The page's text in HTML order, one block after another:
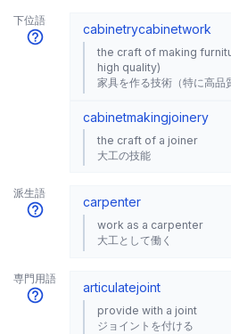
下位語
cabinetrycabinetwork
the craft of making
high quality)
家具を作る技術（特に高品
cabinetmakingjoinery
the craft of a joiner
大工の技能
派生語
carpenter
work as a carpenter
大工として働く
専門用語
articulatejoint
provide with a joint
ジョイントを付ける